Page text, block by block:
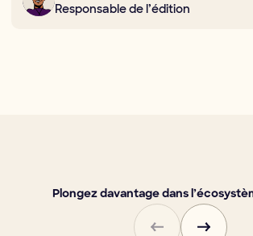
Responsable de l’édition
Plongez davantage dans